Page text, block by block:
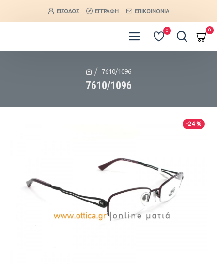
ΕΊΣΟΔΟΣ ΕΓΓΡΑΦΉ ΕΠΙΚΟΙΝΩΝΊΑ
0 0
7610/1096
7610/1096
-24 %